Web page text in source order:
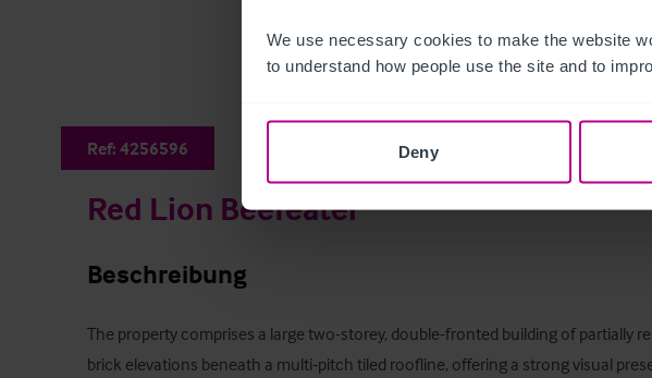
We use necessary cookies to make the website
to understand how people use the site and to
Deny
Ref: 4256596
Red Lion Beefeater
Beschreibung
The property comprises a large two-storey, double-fronted building of partially
brick elevations beneath a multi‑pitch tiled roofline, offering a strong visual